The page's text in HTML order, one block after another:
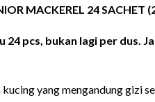
MACKEREL 24 SACHET
24 pcs, bukan lagi per dus.
yang mengandung gizi